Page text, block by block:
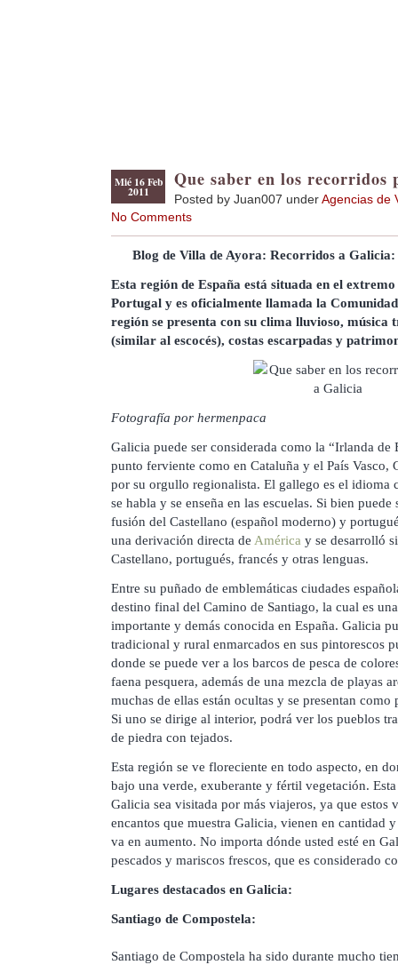
Mié 16 Feb
2011
Que saber en los recorridos
Posted by Juan007 underAgencias de
No Comments
Blog de Villa de Ayora: Recorridos a Galicia:
Esta región de España está situada en el
Portugal y es oficialmente llamada la
región se presenta con su clima lluvioso, música
(similar al escocés), costas escarpadas y
Fotografía por hermenpaca
Galicia puede ser considerada como la “Irlanda de
punto ferviente como en Cataluña y el País Vasco,
por su orgullo regionalista. El gallego es el idioma
se habla y se enseña en las escuelas. Si bien
fusión del Castellano (español moderno) y
una derivación directa de América y se desarrolló
Castellano, portugués, francés y otras lenguas.
Entre su puñado de emblemáticas ciudades
destino final del Camino de Santiago, la cual es
importante y demás conocida en España. Galicia
tradicional y rural enmarcados en sus pintorescos
donde se puede ver a los barcos de pesca de
faena pesquera, además de una mezcla de playas
muchas de ellas están ocultas y se presentan
Si uno se dirige al interior, podrá ver los pueblos
de piedra con tejados.
Esta región se ve floreciente en todo aspecto, en
bajo una verde, exuberante y fértil vegetación.
Galicia sea visitada por más viajeros, ya que estos
encantos que muestra Galicia, vienen en cantidad
va en aumento. No importa dónde usted esté en
pescados y mariscos frescos, que es considerado
Lugares destacados en Galicia:
Santiago de Compostela:
Santiago de Compostela ha sido durante mucho